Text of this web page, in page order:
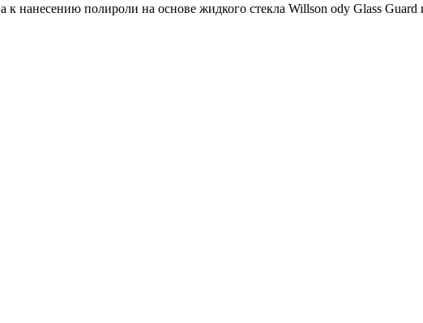
к нанесению полироли на основе жидкого стекла Willson ody Glass